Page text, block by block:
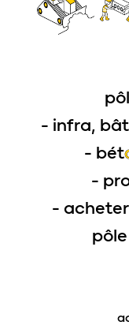
- infra,
- bét
-
-